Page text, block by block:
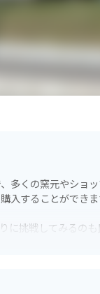
多くの窯元やショ
入することができま
に挑戦してみるのも
トランもあるので